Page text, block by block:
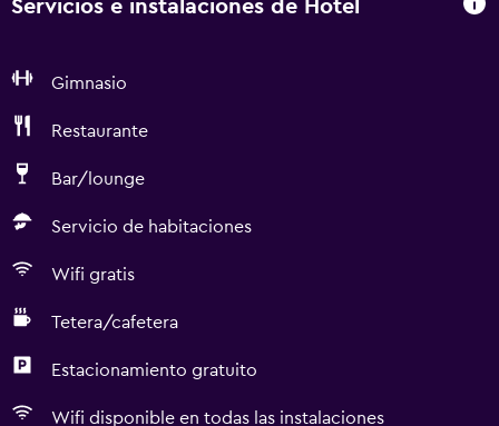
Servicios e instalaciones de Hotel
Gimnasio
Restaurante
Bar/lounge
Servicio de habitaciones
Wifi gratis
Tetera/cafetera
Estacionamiento gratuito
Wifi disponible en todas las instalaciones